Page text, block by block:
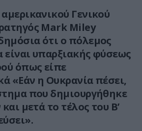
Γενικού
Mark Miley
ότι ο πόλεμος
είναι υπαρξιακής φύσεως
όπως είπε
«Εάν η Ουκρανία πέσει,
που δημιουργήθηκε
μετά το τέλος του Β’